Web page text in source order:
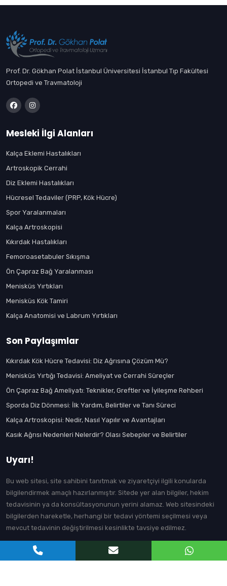
Prof. Dr. Gökhan Polat İstanbul Üniversitesi İstanbul Tıp Fakültesi
Ortopedi ve Travmatoloji
Mesleki İlgi Alanları
Kalça Eklemi Hastalıkları
Artroskopik Cerrahi
Diz Eklemi Hastalıkları
Hücresel Tedaviler (PRP, Kök Hücre)
Spor Yaralanmaları
Kalça Artroskopisi
Kıkırdak Hastalıkları
Femoroasetabuler Sıkışma
Ön Çapraz Bağ Yaralanması
Menisküs Yırtıkları
Menisküs Kök Tamiri
Kalça Anatomisi ve Labrum Yırtıkları
Son Paylaşımlar
Kıkırdak Kök Hücre Tedavisi: Diz Ağrısına Çözüm Mü?
Menisküs Yırtığı Tedavisi: Ameliyat ve Cerrahi Süreçler
Ön Çapraz Bağ Ameliyatı: Teknikler, Greftler ve İyileşme Rehberi
Sporda Diz Dönmesi: İlk Yardım, Belirtiler ve Tanı Süreci
Kalça Artroskopisi: Nedir, Nasıl Yapılır ve Avantajları
Kasık Ağrısı Nedenleri Nelerdir? Olası Sebepler ve Belirtiler
Uyarı!
Bu web sitesi, site sahibini tanıtmak ve ziyaretçiyi ilgili konularda
bilgilendirmek amaçlı hazırlanmıştır. Sitede yer alan bilgiler, hekim
tedavisinin ya da konsültasyonunun yerini alamaz. Web sitesindeki
bilgilerden hareketle, herhangi bir tedavi yöntemi seçilmesi veya
mevcut tedavinin değiştirilmesi kesinlikte tavsiye edilmez.